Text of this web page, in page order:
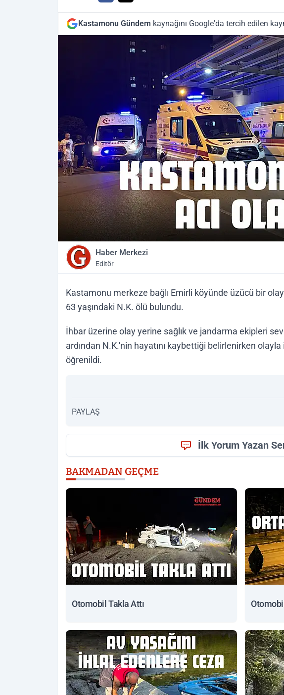
Kastamonu Gündem kaynağını Google'da tercih edilen
Haber Merkezi
Editör
Kastamonu merkeze bağlı Emirli köyünde üzücü bir
63 yaşındaki N.K. ölü bulundu.
İhbar üzerine olay yerine sağlık ve jandarma ekipleri
ardından N.K.'nin hayatını kaybettiği belirlenirken olayla
öğrenildi.
PAYLAŞ
İlk Yorum Yazan
BAKMADAN GEÇME
Otomobil Takla Attı